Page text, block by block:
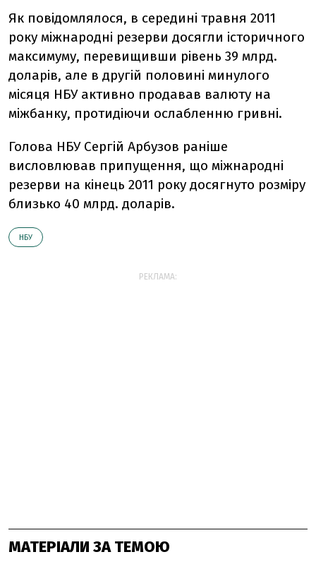
Як повідомлялося, в середині травня 2011
року міжнародні резерви досягли історичного
максимуму, перевищивши рівень 39 млрд.
доларів, але в другій половині минулого
місяця НБУ активно продавав валюту на
міжбанку, протидіючи ослабленню гривні.
Голова НБУ Сергій Арбузов раніше
висловлював припущення, що міжнародні
резерви на кінець 2011 року досягнуто розміру
близько 40 млрд. доларів.
НБУ
РЕКЛАМА:
МАТЕРІАЛИ ЗА ТЕМОЮ